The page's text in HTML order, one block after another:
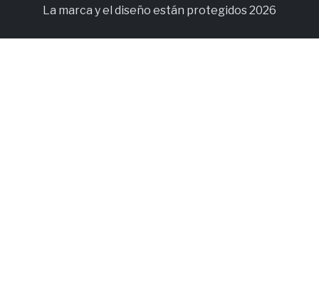
La marca y el diseño están protegidos 2026